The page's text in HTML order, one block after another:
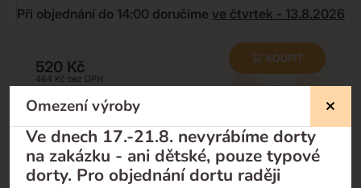
Při objednání do 14:00 doručíme ve čtvrtek - 13.8.2026
520 Kč
464 Kč
KOUPIT
- +
Nevíte si rady?
Omezení výroby
Ve dnech 17.-21.8. nevyrábíme dorty
na zakázku - ani dětské, pouze typové
dorty. Pro objednání dortu raději